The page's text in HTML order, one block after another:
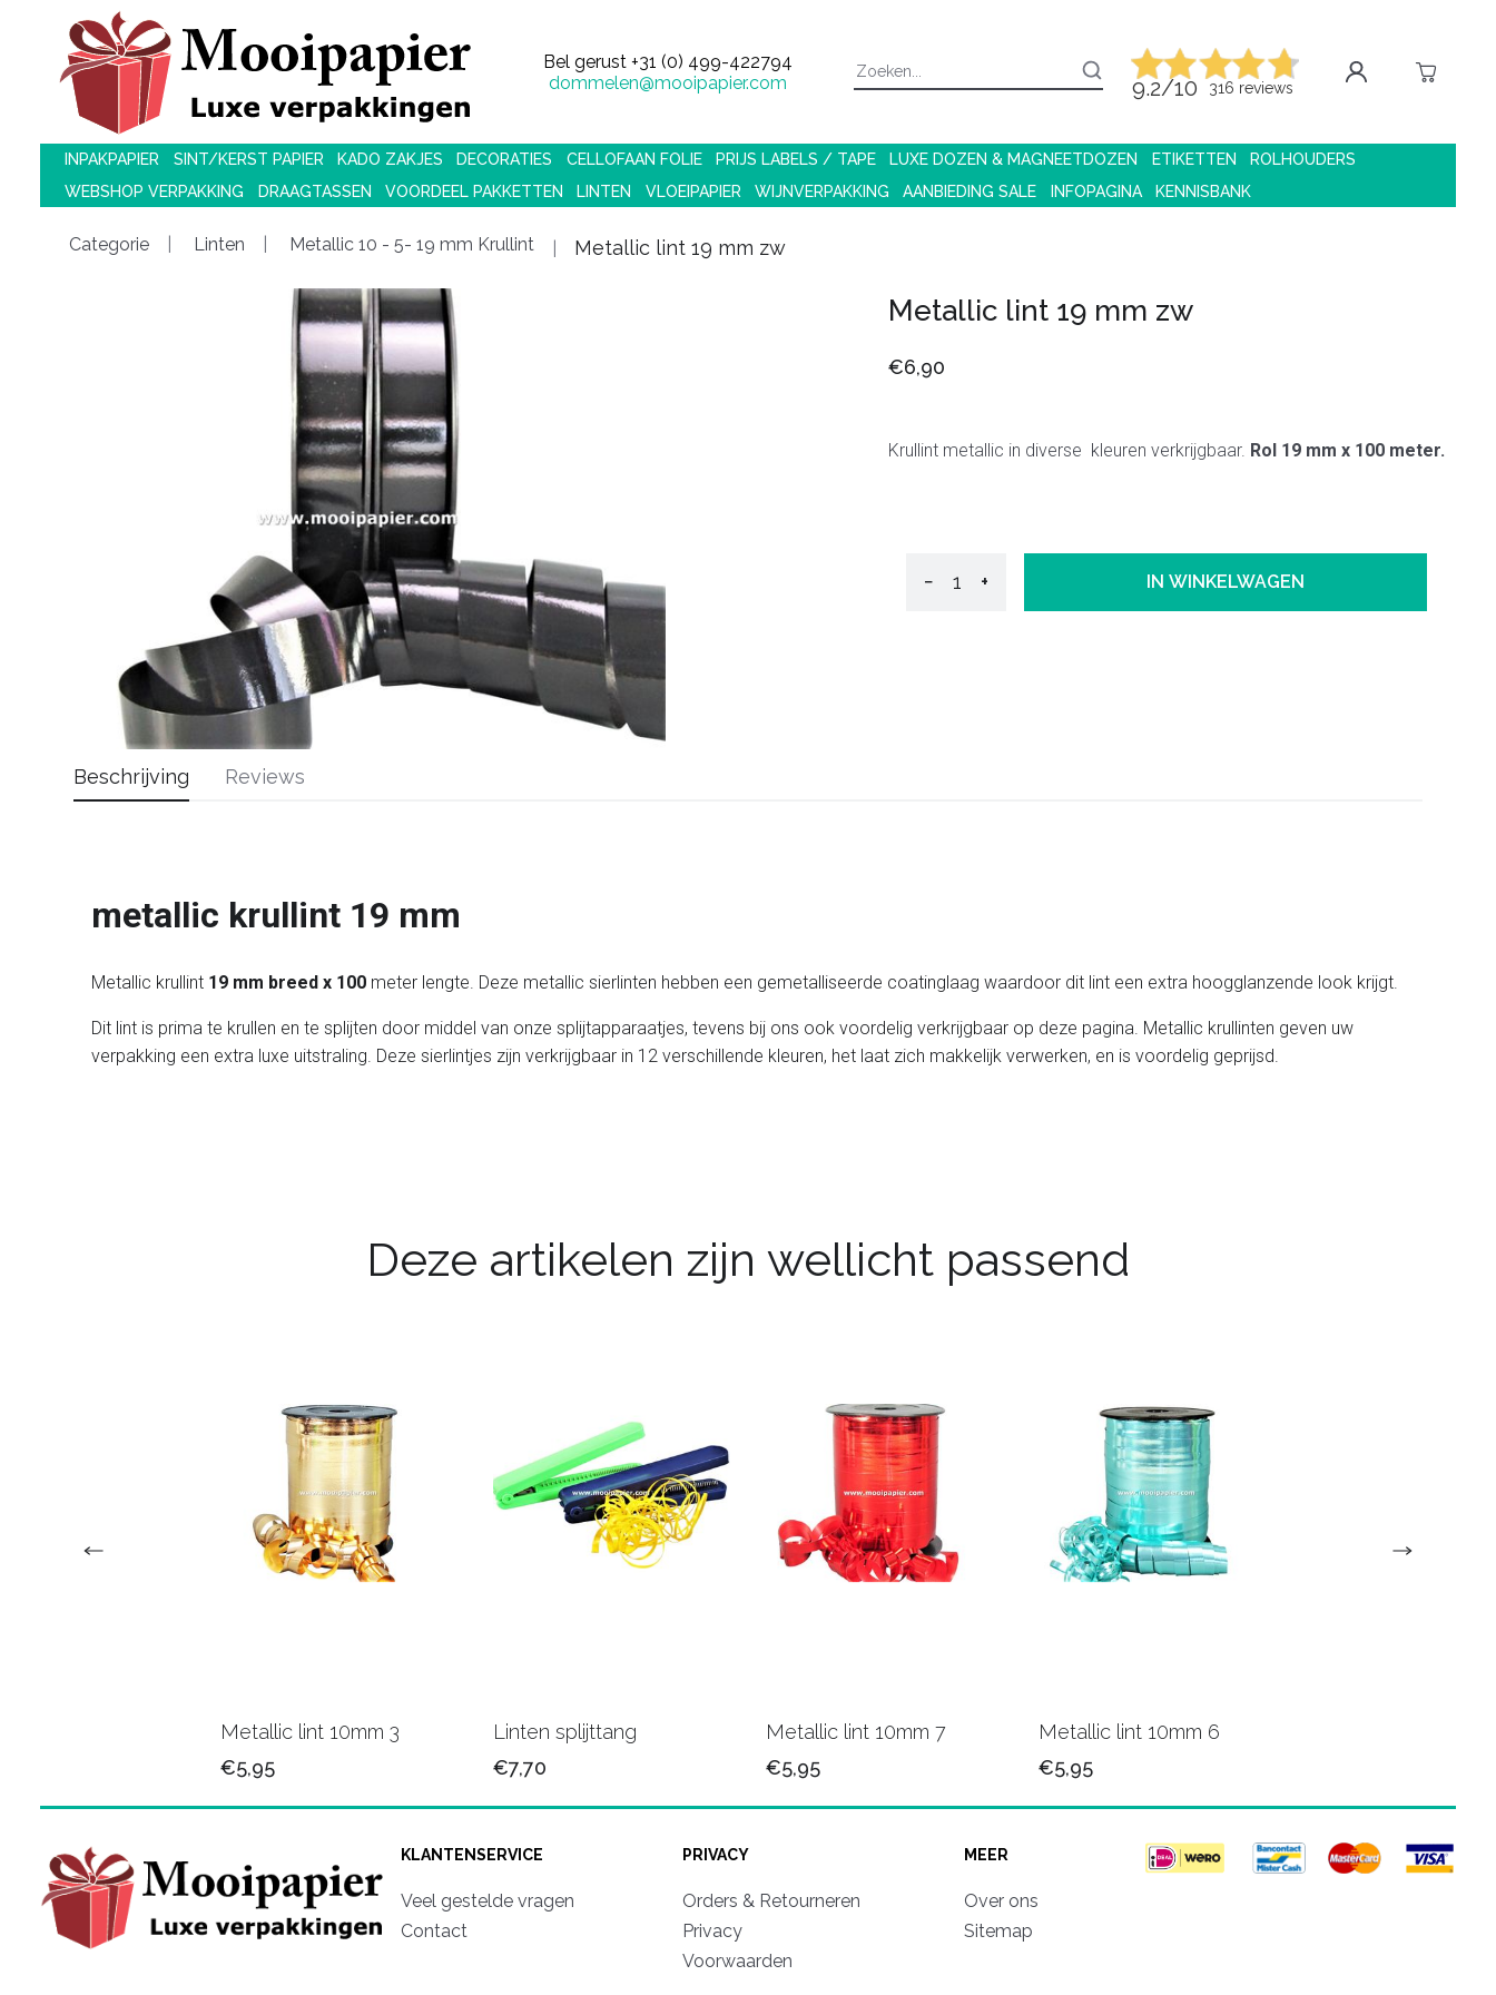
Bel gerust +31 (0) 499-422794
dommelen@mooipapier.com
9.2/10 316 reviews
INPAKPAPIER SINT/KERST PAPIER KADO ZAKJES DECORATIES CELLOFAAN FOLIE PRIJS LABELS / TAPE LUXE DOZEN & MAGNEETDOZEN ETIKETTEN
ROLHOUDERS
WEBSHOP VERPAKKING
DRAAGTASSEN VOORDEEL PAKKETTEN LINTEN VLOEIPAPIER WIJNVERPAKKING AANBIEDING SALE INFOPAGINA KENNISBANK
Categorie Linten Metallic 10 - 5- 19 mm Krullint Metallic lint 19 mm zw
Metallic lint 19 mm zw
€6,90
Krullint metallic in diverse kleuren verkrijgbaar. Rol 19 mm x 100 meter.
− + IN WINKELWAGEN
Beschrijving
metallic krullint 19 mm
Metallic krullint 19 mm breed x 100 meter lengte. Deze metallic sierlinten hebben een gemetalliseerde coatinglaag waardoor dit lint een extra hoogglanzende look krijgt.
Dit lint is prima te krullen en te splijten door middel van onze splijtapparaatjes, tevens bij ons ook voordelig verkrijgbaar op deze pagina. Metallic krullinten geven uw
verpakking een extra luxe uitstraling. Deze sierlintjes zijn verkrijgbaar in 12 verschillende kleuren, het laat zich makkelijk verwerken, en is voordelig geprijsd.
Reviews
Deze artikelen zijn wellicht passend
Metallic lint 10mm 3
€5,95
Linten splijttang
€7,70
Metallic lint 10mm 7
€5,95
Metallic lint 10mm 6
€5,95
KLANTENSERVICE
Veel gestelde vragen
Contact
PRIVACY
Orders & Retourneren
Privacy
Voorwaarden
MEER
Over ons
Sitemap